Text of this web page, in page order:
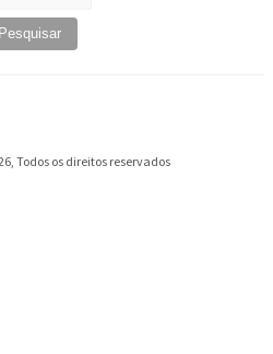
por:
Todos os direitos reservados